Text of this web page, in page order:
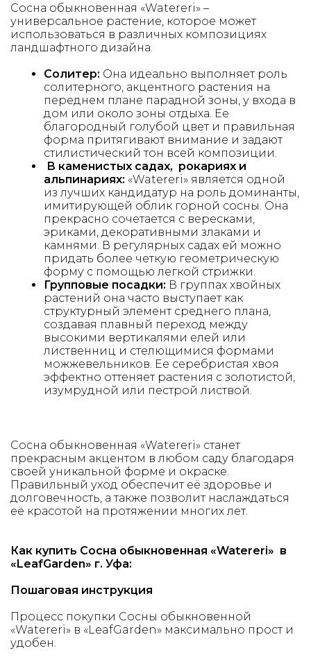
Сосна обыкновенная «Watereri» –
универсальное растение, которое может
использоваться в различных композициях
ландшафтного дизайна.
Солитер: Она идеально выполняет роль
солитерного, акцентного растения на
переднем плане парадной зоны, у входа в
дом или около зоны отдыха. Ее
благородный голубой цвет и правильная
форма притягивают внимание и задают
стилистический тон всей композиции.
В каменистых садах, рокариях и
альпинариях: «Watereri» является одной
из лучших кандидатур на роль доминанты,
имитирующей облик горной сосны. Она
прекрасно сочетается с вересками,
эриками, декоративными злаками и
камнями. В регулярных садах ей можно
придать более четкую геометрическую
форму с помощью легкой стрижки.
Групповые посадки: В группах хвойных
растений она часто выступает как
структурный элемент среднего плана,
создавая плавный переход между
высокими вертикалями елей или
лиственниц и стелющимися формами
можжевельников. Ее серебристая хвоя
эффектно оттеняет растения с золотистой,
изумрудной или пестрой листвой.
Сосна обыкновенная «Watereri» станет
прекрасным акцентом в любом саду благодаря
своей уникальной форме и окраске.
Правильный уход обеспечит её здоровье и
долговечность, а также позволит наслаждаться
её красотой на протяжении многих лет.
Как купить Сосна обыкновенная «Watereri» в
«LeafGarden» г. Уфа:
Пошаговая инструкция
Процесс покупки Сосны обыкновенной
«Watereri» в «LeafGarden» максимально прост и
удобен.